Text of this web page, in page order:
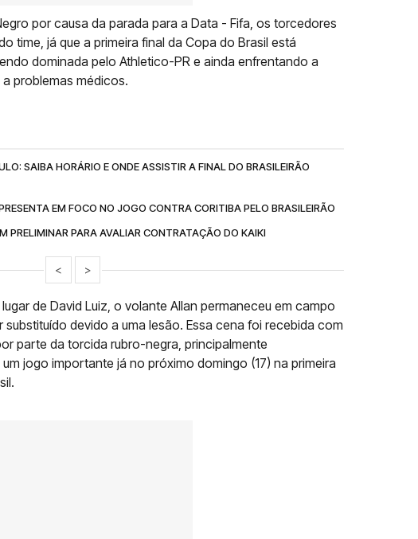
por causa da parada para a Data - Fifa, os torcedores
time, já que a primeira final da Copa do Brasil está
dominada pelo Athletico-PR e ainda enfrentando a
problemas médicos.
SAIBA HORÁRIO E ONDE ASSISTIR A FINAL DO BRASILEIRÃO
EM FOCO NO JOGO CONTRA CORITIBA PELO BRASILEIRÃO
PRELIMINAR PARA AVALIAR CONTRATAÇÃO DO KAIKI
< >
de David Luiz, o volante Allan permaneceu em campo
devido a uma lesão. Essa cena foi recebida com
parte da torcida rubro-negra, principalmente
jogo importante já no próximo domingo (17) na primeira